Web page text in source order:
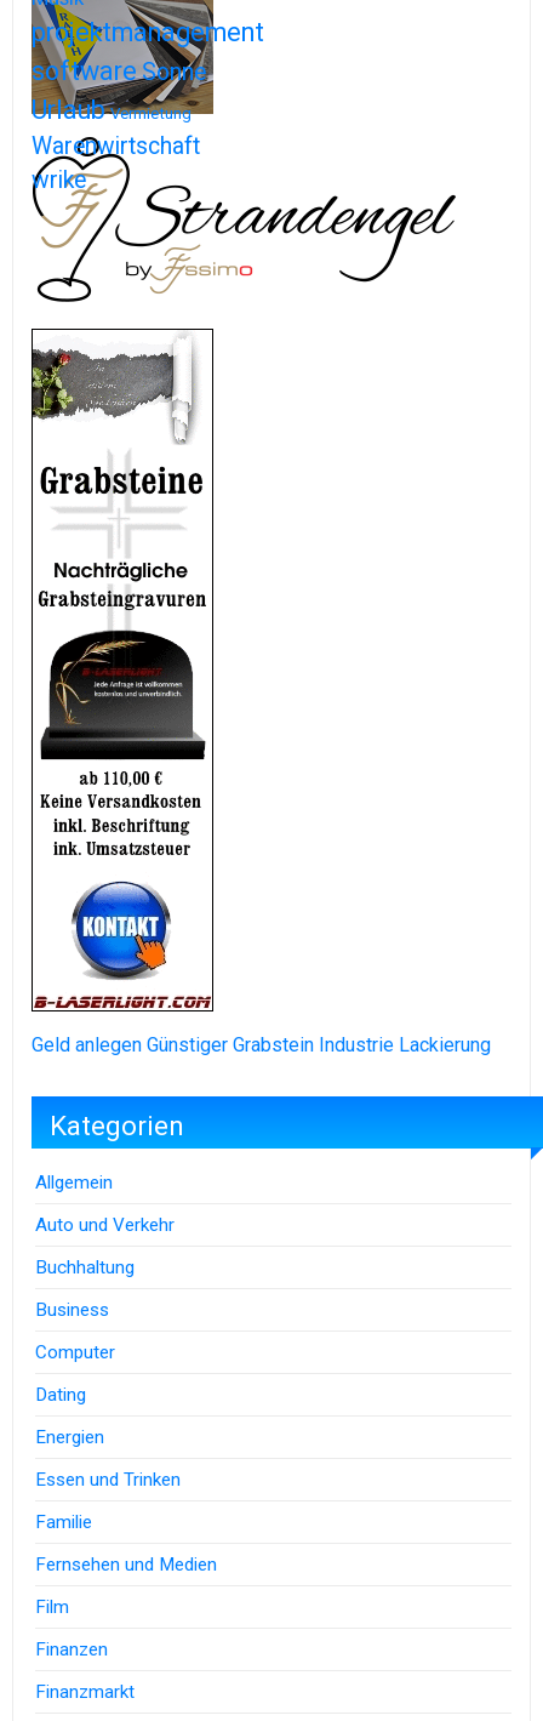
projektmanagement
softwareSonne
Urlaub Vermietung
Warenwirtschaft
wrike
Geld anlegen Günstiger Grabstein Industrie Lackierung
Kategorien
Allgemein
Auto und Verkehr
Buchhaltung
Business
Computer
Dating
Energien
Essen und Trinken
Familie
Fernsehen und Medien
Film
Finanzen
Finanzmarkt